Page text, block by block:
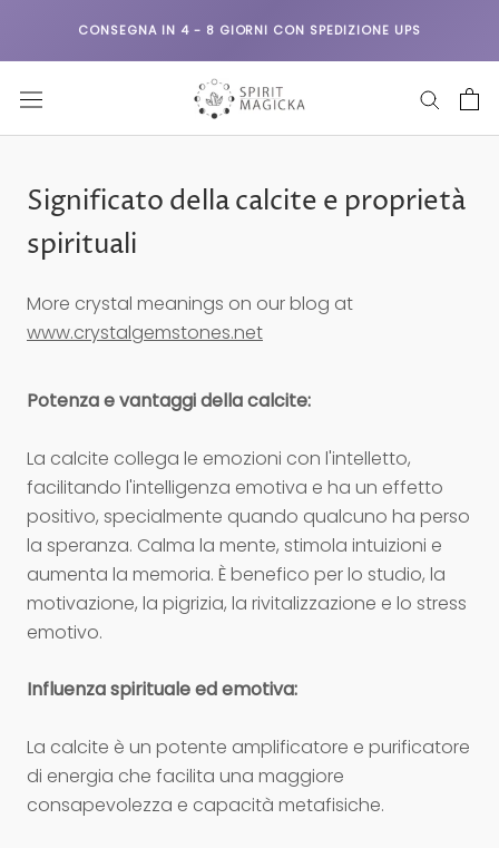
CONSEGNA IN 4 - 8 GIORNI CON SPEDIZIONE UPS
Significato della calcite e proprietà
spirituali
More crystal meanings on our blog at
www.crystalgemstones.net
Potenza e vantaggi della calcite:
La calcite collega le emozioni con l'intelletto,
facilitando l'intelligenza emotiva e ha un effetto
positivo, specialmente quando qualcuno ha perso
la speranza. Calma la mente, stimola intuizioni e
aumenta la memoria. È benefico per lo studio, la
motivazione, la pigrizia, la rivitalizzazione e lo stress
emotivo.
Influenza spirituale ed emotiva:
La calcite è un potente amplificatore e purificatore
di energia che facilita una maggiore
consapevolezza e capacità metafisiche.